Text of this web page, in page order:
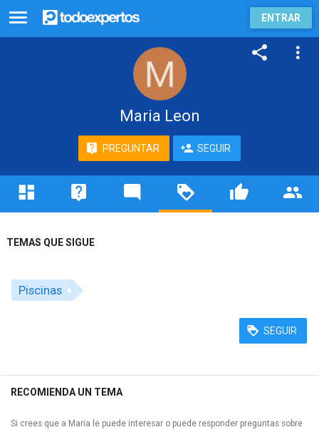
ENTRAR
Maria Leon
PREGUNTAR SEGUIR
TEMAS QUE SIGUE
Piscinas
SEGUIR
RECOMIENDA UN TEMA
Si crees que a Maria le puede interesar o puede responder preguntas sobre